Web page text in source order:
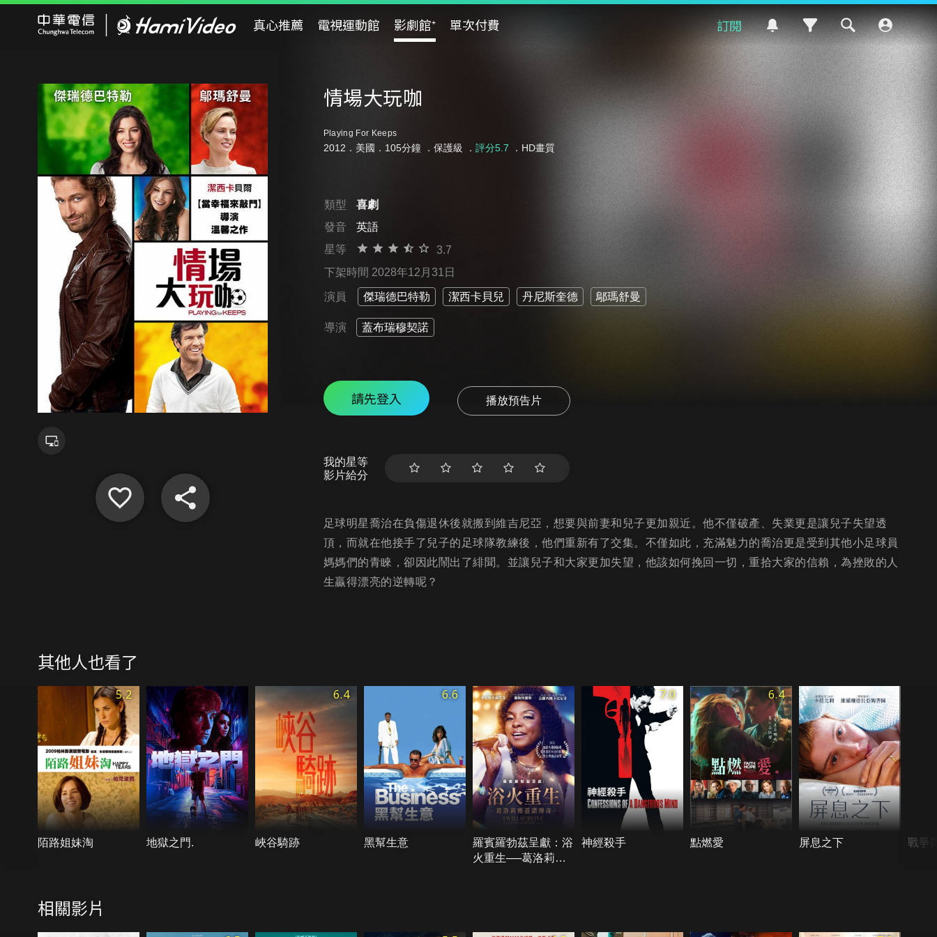
真心推薦 電視運動館 影劇館⁺ 單次付費 訂閱
情場大玩咖
Playing For Keeps
2012．美國．105分鐘 ． 保護級 ． 評分5.7 ．HD畫質
類型
喜劇
發音
英語
星等
3.7
下架時間 2028年12月31日
演員 傑瑞德巴特勒 潔西卡貝兒 丹尼斯奎德 鄔瑪舒曼
導演 蓋布瑞穆契諾
請先登入 播放預告片
我的星等
影片給分
足球明星喬治在負傷退休後就搬到維吉尼亞，想要與前妻和兒子更加親近。他不僅破產、失業更是讓兒子失望透
頂，而就在他接手了兒子的足球隊教練後，他們重新有了交集。不僅如此，充滿魅力的喬治更是受到其他小足球員
媽媽們的青睞，卻因此鬧出了緋聞。並讓兒子和大家更加失望，他該如何挽回一切，重拾大家的信賴，為挫敗的人
生贏得漂亮的逆轉呢？
其他人也看了
5.2
陌路姐妹淘 地獄之門.
6.4
峽谷騎跡
6.6
黑幫生意
羅賓羅勃茲呈獻：浴
火重生──葛洛莉雅
7.0
神經殺手
6.4
點燃愛 屏息之下 戰爭
相關影片